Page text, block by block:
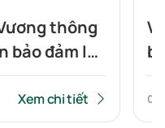
thông
bảo đảm là
dụng đất
tại địa
Xem chi tiết